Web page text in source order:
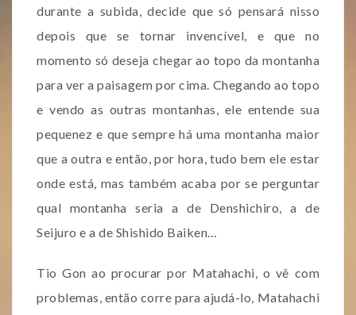
durante a subida, decide que só pensará nisso
depois que se tornar invencível, e que no
momento só deseja chegar ao topo da montanha
para ver a paisagem por cima. Chegando ao topo
e vendo as outras montanhas, ele entende sua
pequenez e que sempre há uma montanha maior
que a outra e então, por hora, tudo bem ele estar
onde está, mas também acaba por se perguntar
qual montanha seria a de Denshichiro, a de
Seijuro e a de Shishido Baiken…
Tio Gon ao procurar por Matahachi, o vê com
problemas, então corre para ajudá-lo, Matahachi